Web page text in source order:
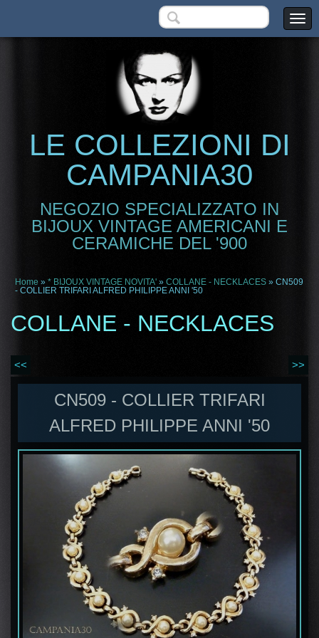
LE COLLEZIONI DI
CAMPANIA30
NEGOZIO SPECIALIZZATO IN
BIJOUX VINTAGE AMERICANI E
CERAMICHE DEL '900
Home » * BIJOUX VINTAGE NOVITA' » COLLANE - NECKLACES » CN509
- COLLIER TRIFARI ALFRED PHILIPPE ANNI '50
COLLANE - NECKLACES
<< >>
CN509 - COLLIER TRIFARI
ALFRED PHILIPPE ANNI '50